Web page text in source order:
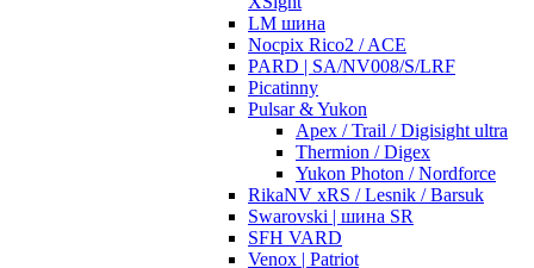
LM шина
Nocpix Rico2 / ACE
PARD | SA/NV008/S/LRF
Picatinny
Pulsar & Yukon
Apex / Trail / Digisight ultra
Thermion / Digex
Yukon Photon / Nordforce
RikaNV xRS / Lesnik / Barsuk
Swarovski | шина SR
SFH VARD
Venox | Patriot